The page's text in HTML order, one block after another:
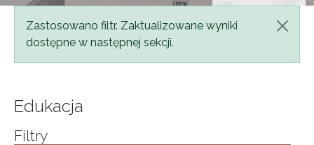
Komunikat
Zastosowano filtr. Zaktualizowane wyniki
dostępne w następnej sekcji.
Edukacja
Filtry